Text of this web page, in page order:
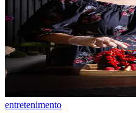
entretenimento